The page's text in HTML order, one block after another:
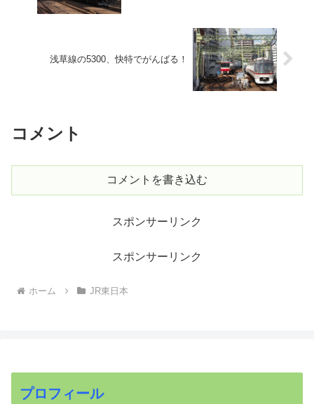
浅草線の5300、快特でがんばる！
コメント
コメントを書き込む
スポンサーリンク
スポンサーリンク
ホーム JR東日本
プロフィール